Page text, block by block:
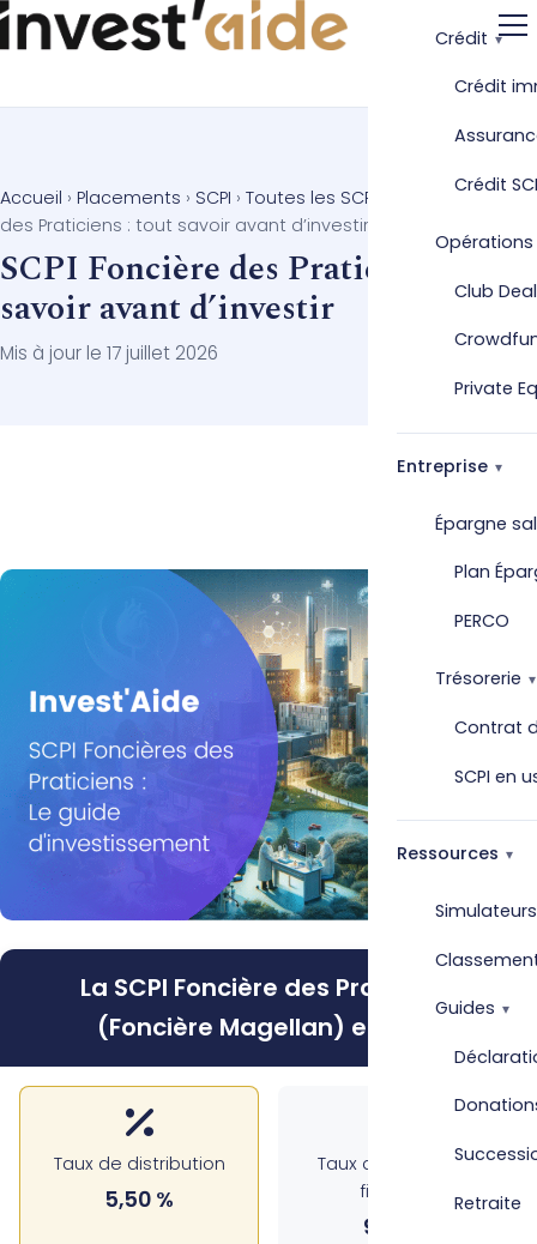
Crédit
Crédit
Crédit
Club Deal
Private
Entreprise
Épargne
Plan
PERCO
Trésorerie
Contrat
SCPI en
Ressources
Simulateurs
Guides
Retraite
Accueil › Placements › SCPI › Toutes les SCPI
SCPI Foncière
des Praticiens : tout savoir avant d’investir
SCPI Foncière des Praticiens : tout
savoir avant d’investir
Mis à jour le 17 juillet 2026
La SCPI Foncière des Praticiens
(Foncière Magellan) en bref
Taux de distribution
5,50 %
Taux d’occupation
financier
97.15%